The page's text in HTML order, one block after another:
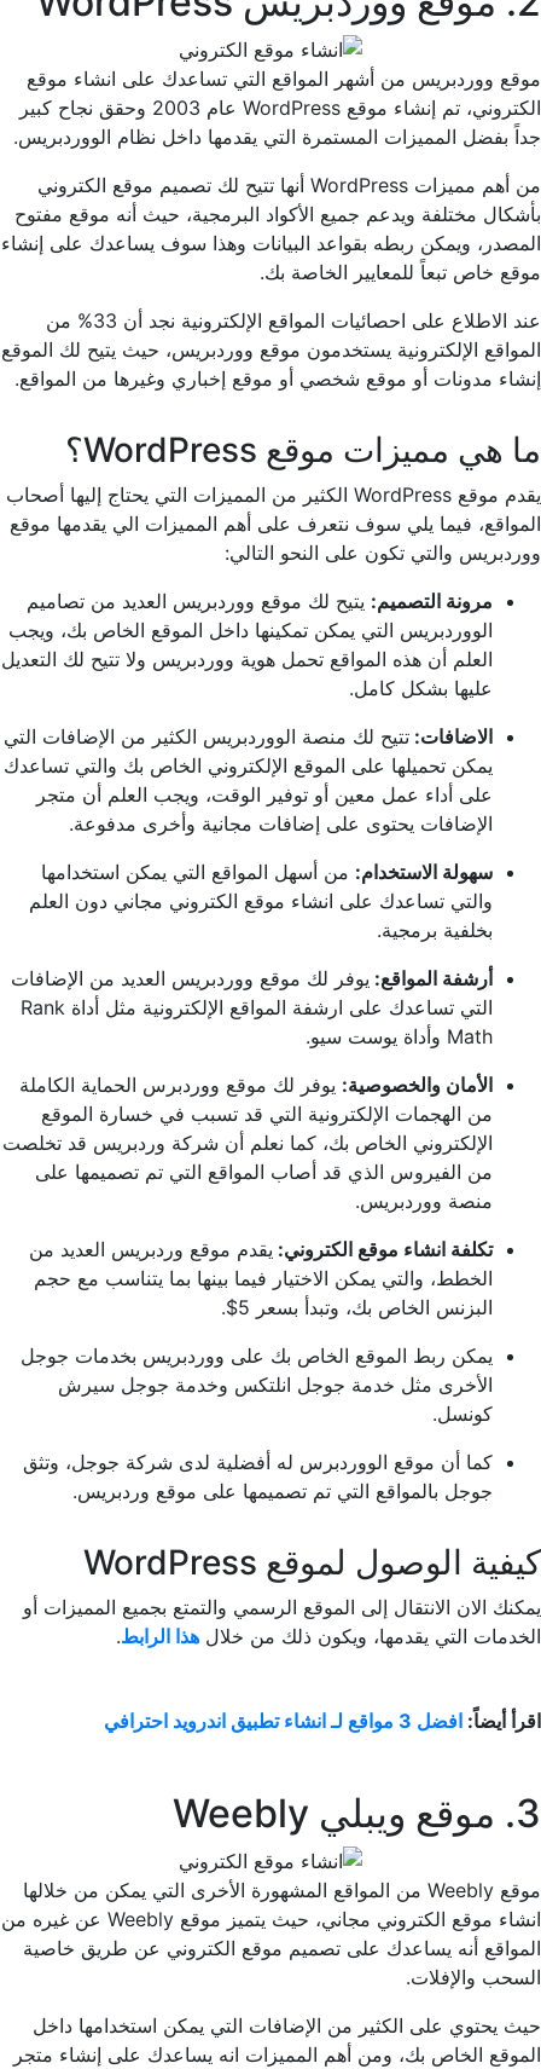
موقع ووردبريس من أشهر المواقع التي تساعدك على انشاء موقع
الكتروني، تم إنشاء موقع WordPress عام 2003 وحقق نجاح كبير
جداً بفضل المميزات المستمرة التي يقدمها داخل نظام الووردبريس.
من أهم مميزات WordPress أنها تتيح لك تصميم موقع الكتروني
بأشكال مختلفة ويدعم جميع الأكواد البرمجية، حيث أنه موقع مفتوح
المصدر، ويمكن ربطه بقواعد البيانات وهذا سوف يساعدك على إنشاء
موقع خاص تبعاً للمعايير الخاصة بك.
عند الاطلاع على احصائيات المواقع الإلكترونية نجد أن 33% من
المواقع الإلكترونية يستخدمون موقع ووردبريس، حيث يتيح لك الموقع
إنشاء مدونات أو موقع شخصي أو موقع إخباري وغيرها من المواقع.
ما هي مميزات موقع WordPress؟
يقدم موقع WordPress الكثير من المميزات التي يحتاج إليها أصحاب
المواقع، فيما يلي سوف نتعرف على أهم المميزات الي يقدمها موقع
ووردبريس والتي تكون على النحو التالي:
مرونة التصميم: يتيح لك موقع ووردبريس العديد من تصاميم
الووردبريس التي يمكن تمكينها داخل الموقع الخاص بك، ويجب
العلم أن هذه المواقع تحمل هوية ووردبريس ولا تتيح لك التعديل
عليها بشكل كامل.
الاضافات: تتيح لك منصة الووردبريس الكثير من الإضافات التي
يمكن تحميلها على الموقع الإلكتروني الخاص بك والتي تساعدك
على أداء عمل معين أو توفير الوقت، ويجب العلم أن متجر
الإضافات يحتوى على إضافات مجانية وأخرى مدفوعة.
سهولة الاستخدام: من أسهل المواقع التي يمكن استخدامها
والتي تساعدك على انشاء موقع الكتروني مجاني دون العلم
بخلفية برمجية.
أرشفة المواقع: يوفر لك موقع ووردبريس العديد من الإضافات
التي تساعدك على ارشفة المواقع الإلكترونية مثل أداة Rank
Math وأداة يوست سيو.
الأمان والخصوصية: يوفر لك موقع ووردبرس الحماية الكاملة
من الهجمات الإلكترونية التي قد تسبب في خسارة الموقع
الإلكتروني الخاص بك، كما نعلم أن شركة وردبريس قد تخلصت
من الفيروس الذي قد أصاب المواقع التي تم تصميمها على
منصة ووردبريس.
تكلفة انشاء موقع الكتروني: يقدم موقع وردبريس العديد من
الخطط، والتي يمكن الاختيار فيما بينها بما يتناسب مع حجم
البزنس الخاص بك، وتبدأ بسعر 5$.
يمكن ربط الموقع الخاص بك على ووردبريس بخدمات جوجل
الأخرى مثل خدمة جوجل انلتكس وخدمة جوجل سيرش
كونسل.
كما أن موقع الووردبرس له أفضلية لدى شركة جوجل، وتثق
جوجل بالمواقع التي تم تصميمها على موقع وردبريس.
كيفية الوصول لموقع WordPress
يمكنك الان الانتقال إلى الموقع الرسمي والتمتع بجميع المميزات أو
الخدمات التي يقدمها، ويكون ذلك من خلال هذا الرابط.
اقرأ أيضاً: افضل 3 مواقع لـ انشاء تطبيق اندرويد احترافي
3. موقع ويبلي Weebly
موقع Weebly من المواقع المشهورة الأخرى التي يمكن من خلالها
انشاء موقع الكتروني مجاني، حيث يتميز موقع Weebly عن غيره من
المواقع أنه يساعدك على تصميم موقع الكتروني عن طريق خاصية
السحب والإفلات.
حيث يحتوي على الكثير من الإضافات التي يمكن استخدامها داخل
الموقع الخاص بك، ومن أهم المميزات انه يساعدك على إنشاء متجر